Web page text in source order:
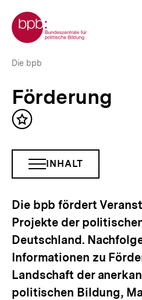
zum
Seiteninhalt
springen
Zur Startseite der bpb
Förderung
Brotkrümelnavigation
Die bpb
Förderung
Inhalt
INHALTSNAVIGATION
ÖFFNEN
INHALT
Die bpb fördert
Projekte der
Deutschland.
Informationen zu
Landschaft der
politischen Bildung,